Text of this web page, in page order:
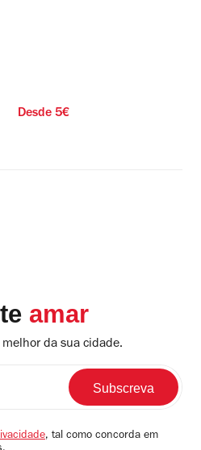
Desde 5€
amar
da sua cidade.
, tal como concorda em